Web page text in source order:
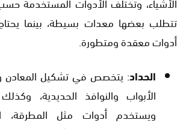
تتطلب بعضها معدات بسيطة، بينما
أدوات معقدة ومتطورة.
الحداد: يتخصص في تشكيل المعادن
الأبواب والنوافذ الحديدية،
ويستخدم أدوات مثل المطرقة،